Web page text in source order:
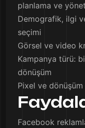
planlama ve
Demografik, ilgi
seçimi
Görsel ve video
Kampanya türü:
dönüşüm
Pixel ve
Facebook